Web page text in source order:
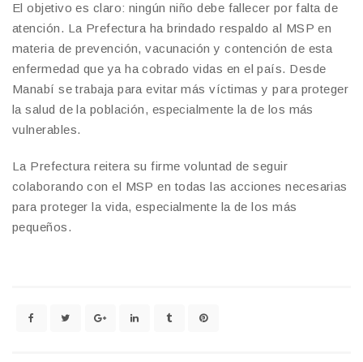
El objetivo es claro: ningún niño debe fallecer por falta de
atención. La Prefectura ha brindado respaldo al MSP en
materia de prevención, vacunación y contención de esta
enfermedad que ya ha cobrado vidas en el país. Desde
Manabí se trabaja para evitar más víctimas y para proteger
la salud de la población, especialmente la de los más
vulnerables.
La Prefectura reitera su firme voluntad de seguir
colaborando con el MSP en todas las acciones necesarias
para proteger la vida, especialmente la de los más
pequeños.